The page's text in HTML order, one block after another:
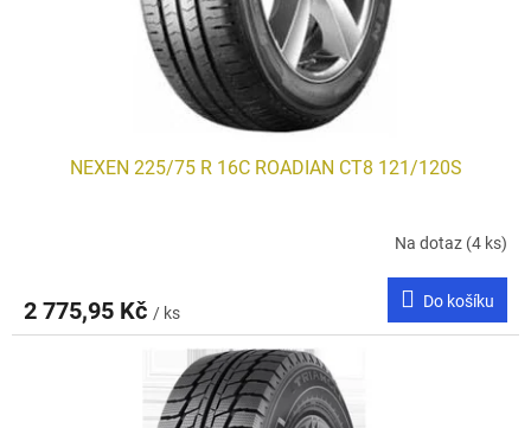
NEXEN 225/75 R 16C ROADIAN CT8 121/120S
Na dotaz (4 ks)
2 775,95 Kč / ks
Do košíku